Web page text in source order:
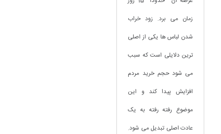
زمان می برد. زود خراب
شدن لباس ها یکی از اصلی
ترین دلایلی است که سبب
می شود حجم خرید مردم
افزایش پیدا کند و این
موضوع رفته رفته به یک
عادت اصلی تبدیل می شود.